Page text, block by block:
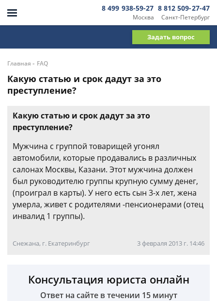
Москва
8 499 938-59-27
Санкт-Петербург
8 812 509-27-47
Задать вопрос
Главная - FAQ
Какую статью и срок дадут за это
преступление?
Какую статью и срок дадут за это
преступление?
Мужчина с группой товарищей угонял
автомобили, которые продавались в различных
салонах Москвы, Казани. Этот мужчина должен
был руководителю группы крупную сумму денег,
(проиграл в карты). У него есть сын 3-х лет, жена
умерла, живет с родителями -пенсионерами (отец
инвалид 1 группы).
Снежана, г. Екатеринбург 3 февраля 2013 г. 14:46
Консультация юриста онлайн
Ответ на сайте в течении 15 минут